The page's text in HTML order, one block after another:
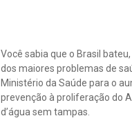
Você sabia que o Brasil
dos maiores problemas de
Ministério da Saúde para o
prevenção à proliferação do
d’água sem tampas.